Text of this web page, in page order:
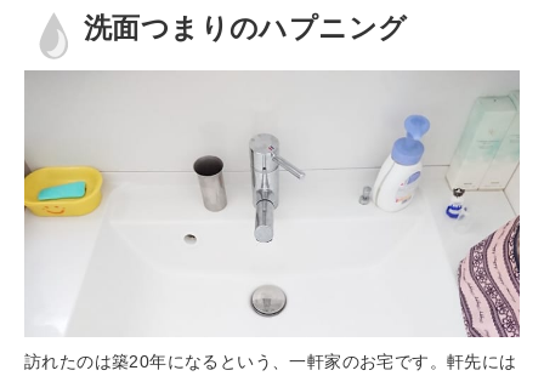
洗面つまりのハプニング
訪れたのは築20年になるという、一軒家のお宅です。軒先には